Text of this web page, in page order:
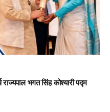
भगत सिंह कोश्यारी पद्म